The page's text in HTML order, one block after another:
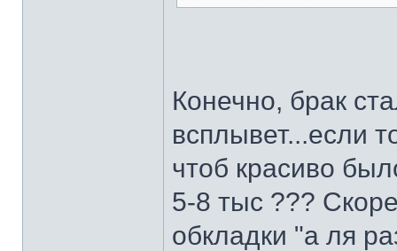
Конечно, брак
всплывет...если
чтоб красиво
5-8 тыс ???
обкладки "а ля